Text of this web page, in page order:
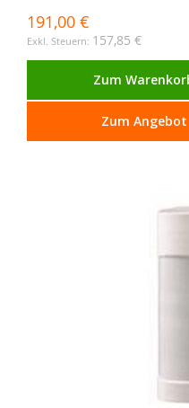
191,00 €
157,85 €
Zum
Zum Angebot